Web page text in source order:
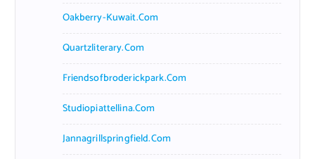
Oakberry-Kuwait.com
Quartzliterary.com
Friendsofbroderickpark.com
Studiopiattellina.com
Jannagrillspringfield.com